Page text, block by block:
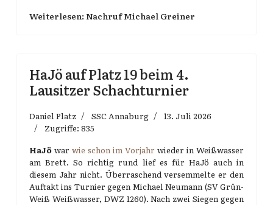
Weiterlesen: Nachruf Michael Greiner
HaJö auf Platz 19 beim 4.
Lausitzer Schachturnier
Daniel Platz SSC Annaburg
13. Juli 2026
Zugriffe: 835
HaJö war wie schon im Vorjahr wieder in Weißwasser
am Brett. So richtig rund lief es für HaJö auch in
diesem Jahr nicht. Überraschend versemmelte er den
Auftakt ins Turnier gegen Michael Neumann (SV Grün-
Weiß Weißwasser, DWZ 1260). Nach zwei Siegen gegen